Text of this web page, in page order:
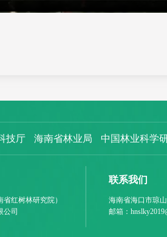
技厅 海南省林业局 中国林业科学
红树林研究院）
公司
联系我们
海南省海口市琼
邮箱：